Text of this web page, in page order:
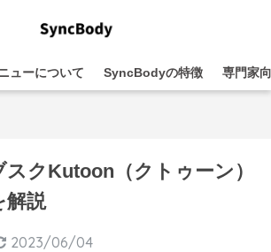
ューについて SyncBodyの特徴 専門家
クKutoon（クトゥーン）
解説
2023/06/04